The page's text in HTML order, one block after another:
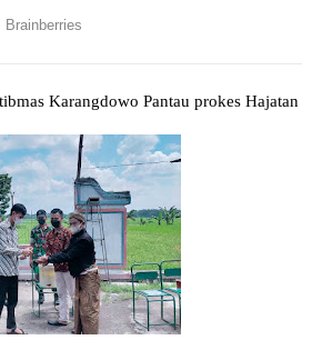
Karangdowo Pantau prokes Hajatan